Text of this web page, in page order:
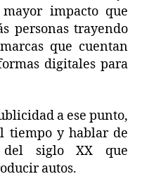
impacto que
personas trayendo
que cuentan
digitales para
a ese punto,
tiempo y hablar de
siglo XX que
autos.